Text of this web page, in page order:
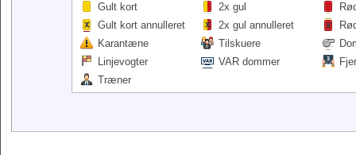
Gult kort
2x gul
Gult kort annulleret
2x gul annulleret
Karantæne
Tilskuere
Linjevogter
VAR dommer
Træner